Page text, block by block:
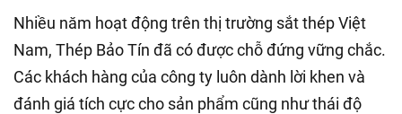
Nhiều năm hoạt động trên thị trường sắt thép Việt
Nam, Thép Bảo Tín đã có được chỗ đứng vững chắc.
Các khách hàng của công ty luôn dành lời khen và
đánh giá tích cực cho sản phẩm cũng như thái độ